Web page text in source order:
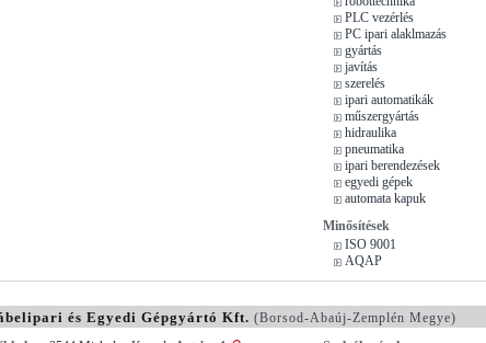
PLC vezérlés
PC ipari alaklmazás
gyártás
javítás
szerelés
ipari automatikák
műszergyártás
hidraulika
pneumatika
ipari berendezések
egyedi gépek
automata kapuk
Minősítések
ISO 9001
AQAP
és Egyedi Gépgyártó Kft. (Borsod-Abaúj-Zemplén Megye)